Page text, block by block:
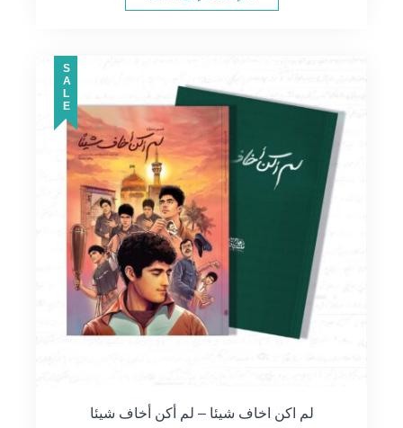
30.00$.
26.00$.
SALE
لم اكن اخاف شيئا – لم أكن أخاف شيئا